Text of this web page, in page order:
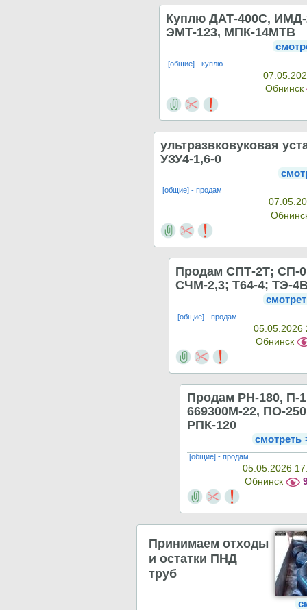
Куплю ДАТ-400С,
ЭМТ-123, МПК-14МТВ
[общие] - куплю
Обнинск
ультразвковуковая
УЗУ4-1,6-0
[общие] - продам
Продам СПТ-2Т; СП-
СЧМ-2,3; Т64-4; ТЭ-
[общие] - продам
05.05.2026
Обнинск
Продам РН-180, П-
669300М-22, ПО-
РПК-120
смотреть
[общие] - продам
05.05.2026
Обнинск
Принимаем отходы
и остатки ПНД
труб